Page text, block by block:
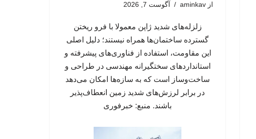
از aminkav آگوست 7, 2026
زلزله‌های شدید ژاپن معمولا با فرو ریختن
گسترده ساختمان‌ها همراه نیستند؛ دلیل اصلی
این مقاومت، استفاده از فناوری‌های پیشرفته و
استانداردهای سختگیرانه مهندسی در طراحی و
ساخت‌وساز است که به سازه‌ها امکان می‌دهد
در برابر لرزش‌های شدید زمین انعطاف‌پذیر
باشند. منبع: خبرفوری